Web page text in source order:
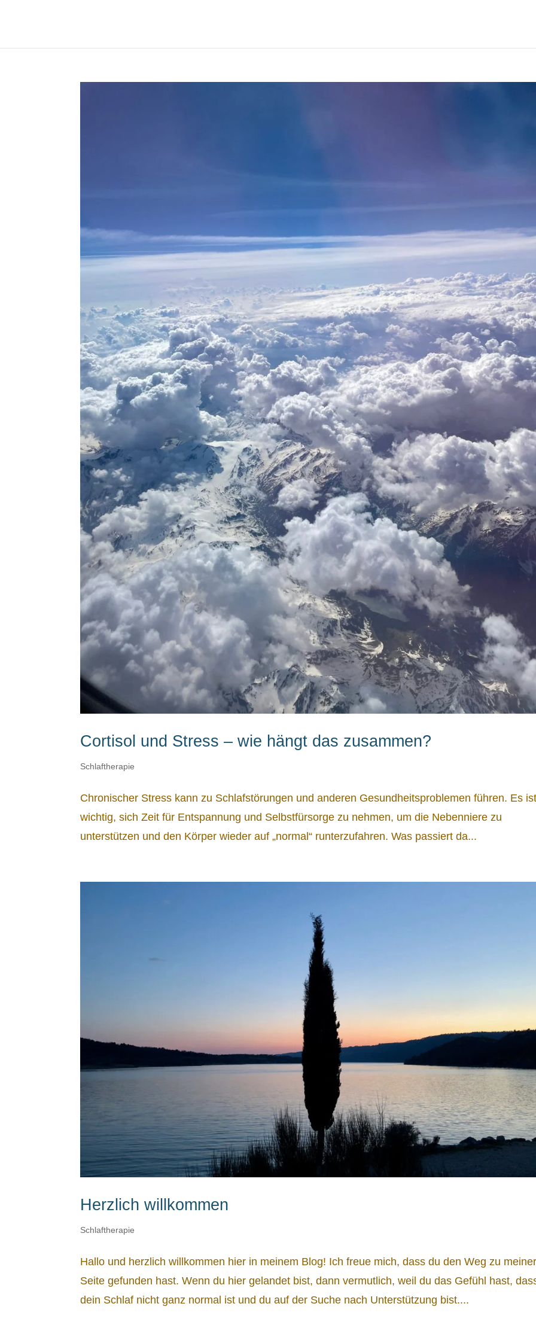
Cortisol und Stress – wie hängt das zusammen?
Schlaftherapie
Chronischer Stress kann zu Schlafstörungen und anderen Gesundheitsproblemen führen. Es
wichtig, sich Zeit für Entspannung und Selbstfürsorge zu nehmen, um die Nebenniere zu
unterstützen und den Körper wieder auf „normal“ runterzufahren. Was passiert da...
Herzlich willkommen
Schlaftherapie
Hallo und herzlich willkommen hier in meinem Blog! Ich freue mich, dass du den Weg zu
Seite gefunden hast. Wenn du hier gelandet bist, dann vermutlich, weil du das Gefühl hast,
dein Schlaf nicht ganz normal ist und du auf der Suche nach Unterstützung bist....